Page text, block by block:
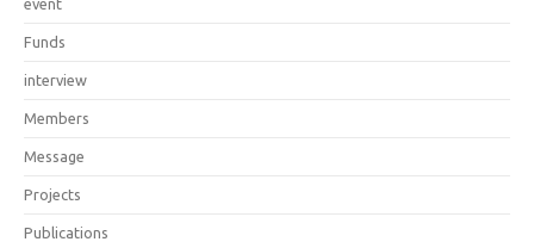
event
Funds
interview
Members
Message
Projects
Publications